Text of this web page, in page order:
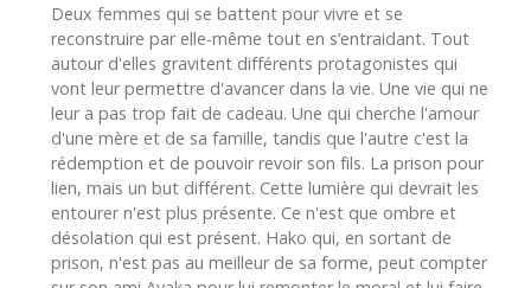
Deux femmes qui se battent pour vivre et se
reconstruire par elle-même tout en s’entraidant. Tout
autour d'elles gravitent différents protagonistes qui
vont leur permettre d'avancer dans la vie. Une vie qui ne
leur a pas trop fait de cadeau. Une qui cherche l'amour
d'une mère et de sa famille, tandis que l'autre c'est la
rédemption et de pouvoir revoir son fils. La prison pour
lien, mais un but différent. Cette lumière qui devrait les
entourer n'est plus présente. Ce n'est que ombre et
désolation qui est présent. Hako qui, en sortant de
prison, n'est pas au meilleur de sa forme, peut compter